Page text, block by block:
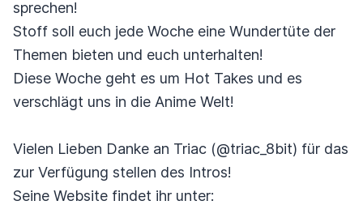
sprechen!
Stoff soll euch jede Woche eine Wundertüte der
Themen bieten und euch unterhalten!
Diese Woche geht es um Hot Takes und es
verschlägt uns in die Anime Welt!
Vielen Lieben Danke an Triac (@triac_8bit) für das
zur Verfügung stellen des Intros!
Seine Website findet ihr unter: